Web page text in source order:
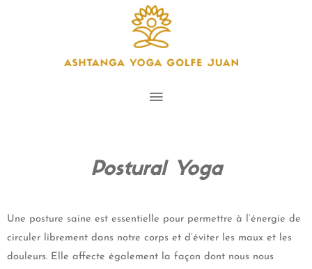
Postural Yoga
Une posture saine est essentielle pour permettre à l’énergie de
circuler librement dans notre corps et d’éviter les maux et les
douleurs. Elle affecte également la façon dont nous nous